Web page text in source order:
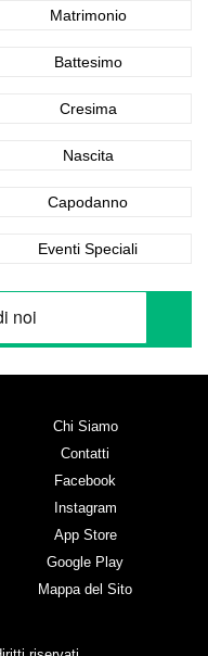
Matrimonio
Battesimo
Cresima
Nascita
Capodanno
Eventi Speciali
Chi Siamo
Contatti
Facebook
Instagram
App Store
Google Play
Mappa del Sito